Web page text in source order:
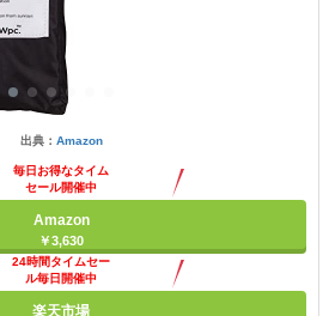
出典： Amazon
毎日お得なタイム
セール開催中
Amazon
￥3,630
24時間タイムセー
ル毎日開催中
楽天市場